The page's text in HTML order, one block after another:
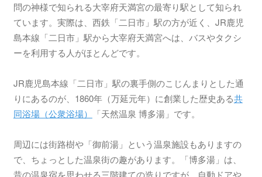
問の神様で知られる大宰府天満宮の最寄り駅として知られ
ています。実際は、西鉄「二日市」駅の方が近く、JR鹿児
島本線「二日市」駅から大宰府天満宮へは、バスやタクシ
ーを利用する人がほとんどです。
JR鹿児島本線「二日市」駅の裏手側のこじんまりとした通
りにあるのが、1860年（万延元年）に創業した歴史ある共
同浴場（公衆浴場）
「天然温泉 博多湯」です。
周辺には街路樹や「御前湯」という温泉施設もありますの
で、ちょっとした温泉街の趣があります。「博多湯」は、
昔の温泉宿を思わせる三階建ての造りですが、自動ドアや